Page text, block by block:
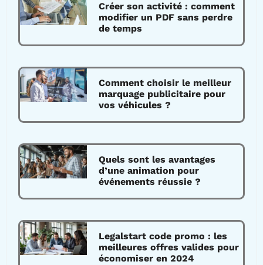
Créer son activité : comment
modifier un PDF sans perdre
de temps
Comment choisir le meilleur
marquage publicitaire pour
vos véhicules ?
Quels sont les avantages
d’une animation pour
événements réussie ?
Legalstart code promo : les
meilleures offres valides pour
économiser en 2024